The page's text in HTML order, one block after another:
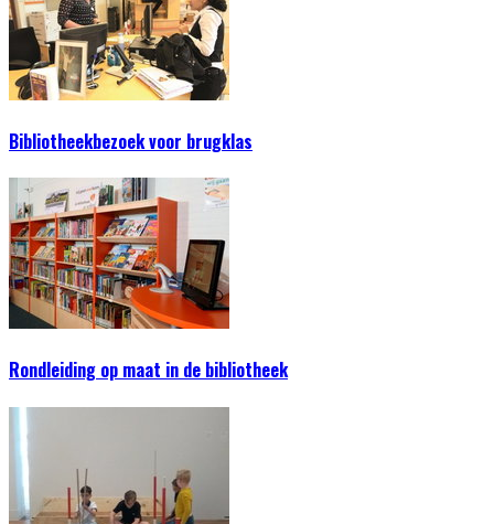
Bibliotheekbezoek voor brugklas
Rondleiding op maat in de bibliotheek